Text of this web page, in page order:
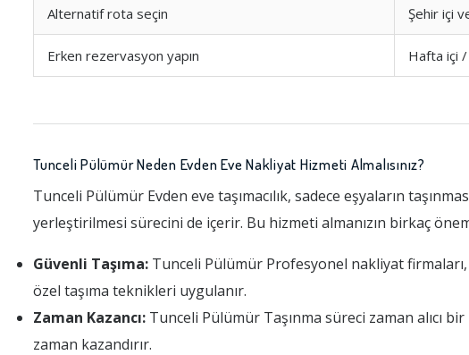
Alternatif rota seçin Şehir içi
Erken rezervasyon yapın Hafta içi
Tunceli Pülümür Neden Evden Eve Nakliyat Hizmeti Almalısınız?
Tunceli Pülümür Evden eve taşımacılık, sadece eşyaların
yerleştirilmesi sürecini de içerir. Bu hizmeti almanızın birkaç
Güvenli Taşıma: Tunceli Pülümür Profesyonel nakliyat firmaları,
özel taşıma teknikleri uygulanır.
Zaman Kazancı: Tunceli Pülümür Taşınma süreci zaman alıcı
zaman kazandırır.